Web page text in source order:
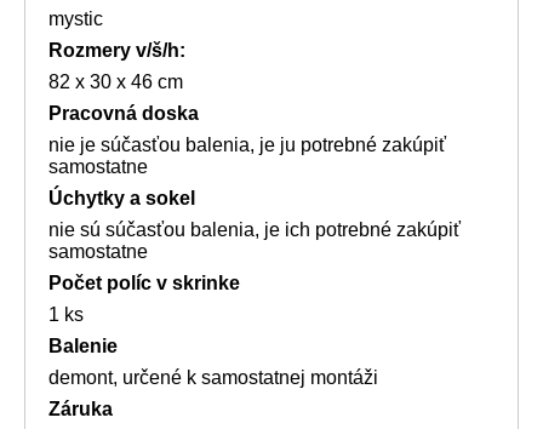
mystic
Rozmery v/š/h:
82 x 30 x 46 cm
Pracovná doska
nie je súčasťou balenia, je ju potrebné zakúpiť
samostatne
Úchytky a sokel
nie sú súčasťou balenia, je ich potrebné zakúpiť
samostatne
Počet políc v skrinke
1 ks
Balenie
demont, určené k samostatnej montáži
Záruka